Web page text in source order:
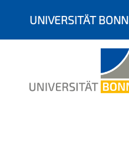
UNIVERSITÄT BONN